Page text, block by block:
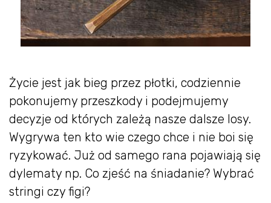
Życie jest jak bieg przez płotki, codziennie
pokonujemy przeszkody i podejmujemy
decyzje od których zależą nasze dalsze losy.
Wygrywa ten kto wie czego chce i nie boi się
ryzykować. Już od samego rana pojawiają się
dylematy np. Co zjeść na śniadanie? Wybrać
stringi czy figi?